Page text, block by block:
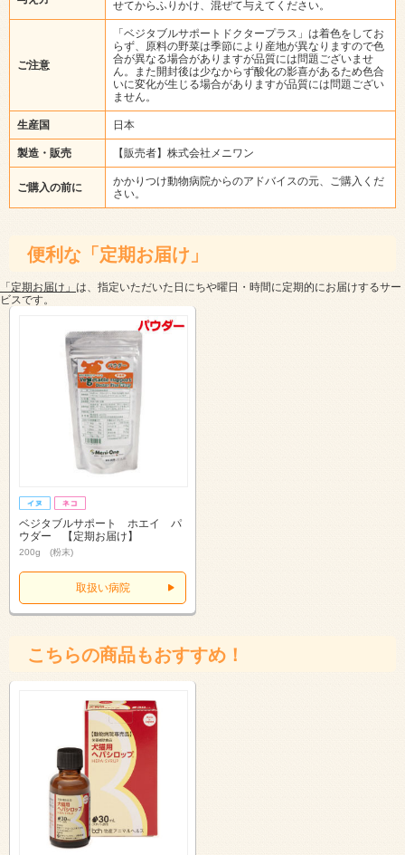
せてからふりかけ、混ぜて与えてください。
ご注意
「ベジタブルサポートドクタープラス」は着色をしてお
らず、原料の野菜は季節により産地が異なりますので色
合が異なる場合がありますが品質には問題ございませ
ん。また開封後は少なからず酸化の影喜があるため色合
いに変化が生じる場合がありますが品質には問題ござい
ません。
生産国 日本
製造・販売 【販売者】株式会社メニワン
ご購入の前に
かかりつけ動物病院からのアドバイスの元、ご購入くだ
さい。
便利な「定期お届け」
「定期お届け」 は、指定いただいた日にちや曜日・時間に定期的にお届けするサー
ビスです。
ベジタブルサポート ホエイ パ
ウダー 【定期お届け】
200g (粉末)
取扱い病院
こちらの商品もおすすめ！